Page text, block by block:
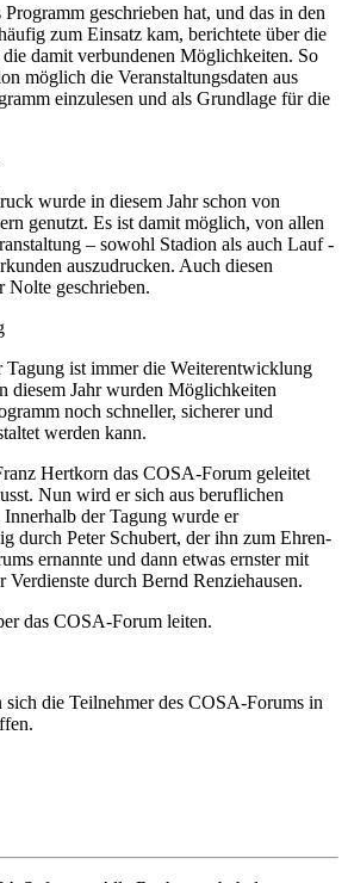
geschrieben hat, und das in den
zum Einsatz kam, berichtete über die
damit verbundenen Möglichkeiten. So
möglich die Veranstaltungsdaten aus
einzulesen und als Grundlage für die
wurde in diesem Jahr schon von
genutzt. Es ist damit möglich, von allen
– sowohl Stadion als auch Lauf -
auszudrucken. Auch diesen
Nolte geschrieben.
ist immer die Weiterentwicklung
diesem Jahr wurden Möglichkeiten
noch schneller, sicherer und
werden kann.
Hertkorn das COSA-Forum geleitet
Nun wird er sich aus beruflichen
der Tagung wurde er
durch Peter Schubert, der ihn zum Ehren-
ernannte und dann etwas ernster mit
durch Bernd Renziehausen.
das COSA-Forum leiten.
die Teilnehmer des COSA-Forums in